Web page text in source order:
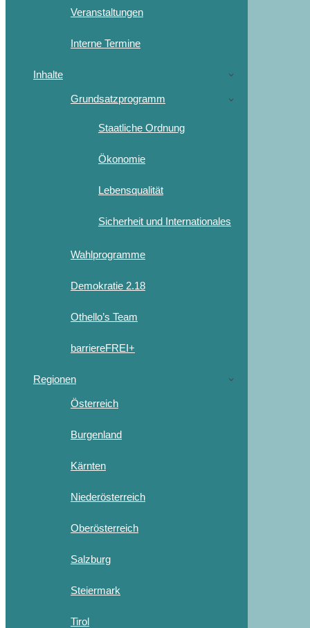
Veranstaltungen
Interne Termine
Inhalte
Grundsatzprogramm
Staatliche Ordnung
Ökonomie
Lebensqualität
Sicherheit und Internationales
Wahlprogramme
Demokratie 2.18
Othello’s Team
barriereFREI+
Regionen
Österreich
Burgenland
Kärnten
Niederösterreich
Oberösterreich
Salzburg
Steiermark
Tirol